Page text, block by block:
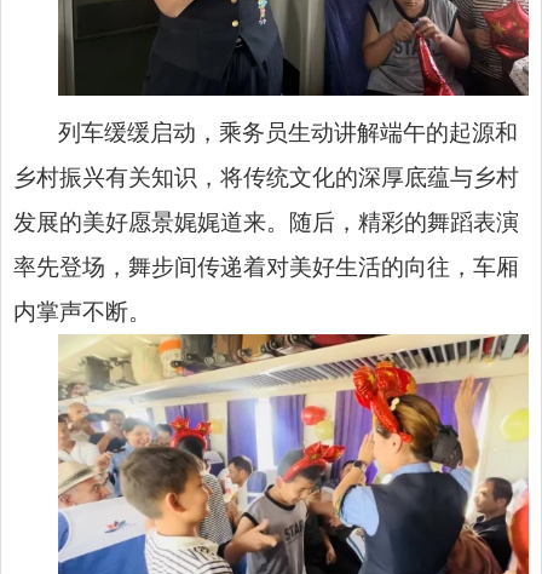
列车缓缓启动，乘务员生动讲解端午的起源和
乡村振兴有关知识，将传统文化的深厚底蕴与乡村
发展的美好愿景娓娓道来。随后，精彩的舞蹈表演
率先登场，舞步间传递着对美好生活的向往，车厢
内掌声不断。